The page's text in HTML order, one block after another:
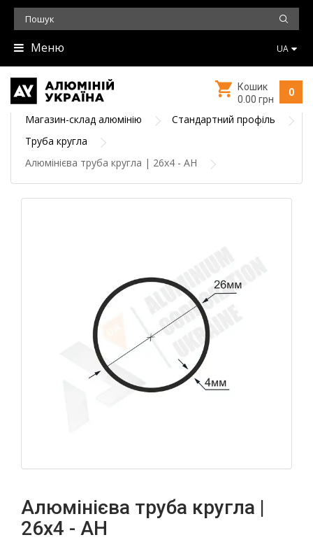
Меню UA
0
Кошик
0.00 грн
Магазин-склад алюмінію
Стандартний профіль
Труба кругла
Алюмінієва труба кругла | 26х4 - АН
Алюмінієва труба кругла |
26х4 - АН